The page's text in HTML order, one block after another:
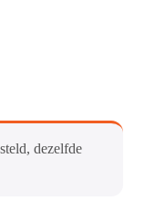
dezelfde